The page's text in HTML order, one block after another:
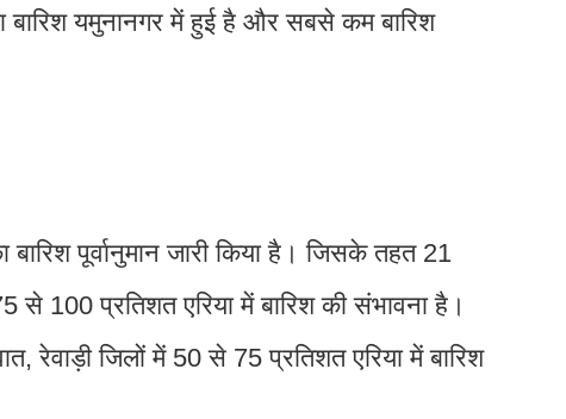
यमुनानगर में हुई है और सबसे कम बारिश
पूर्वानुमान जारी किया है। जिसके तहत 21
100 प्रतिशत एरिया में बारिश की संभावना है।
रेवाड़ी जिलों में 50 से 75 प्रतिशत एरिया में बारिश